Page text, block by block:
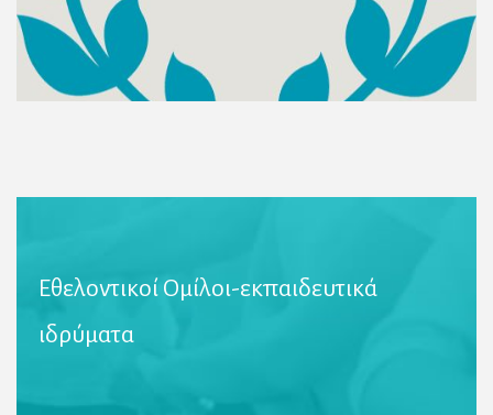
Εθελοντικοί Ομίλοι-εκπαιδευτικά
ιδρύματα